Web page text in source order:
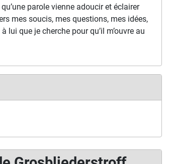
parole vienne adoucir et éclairer
mes soucis, mes questions, mes idées,
lui que je cherche pour qu’il m’ouvre au